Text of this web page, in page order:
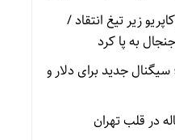
زیر تیغ انتقاد /
جدید برای دلار و